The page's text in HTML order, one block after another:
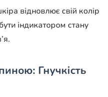
відновлює свій колір
індикатором стану
Гнучкість